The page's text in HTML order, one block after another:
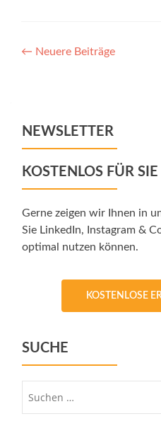
Posts
← Neuere Beiträge
NEWSLETTER
KOSTENLOS FÜR SIE
Gerne zeigen wir Ihnen in
Sie LinkedIn, Instagram &
optimal nutzen können.
KOSTENLOSE
SUCHE